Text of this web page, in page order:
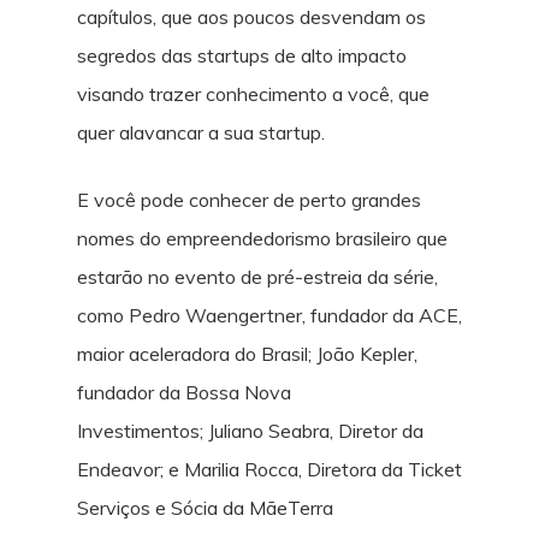
capítulos, que aos poucos desvendam os
segredos das startups de alto impacto
visando trazer conhecimento a você, que
quer alavancar a sua startup.
E você pode conhecer de perto grandes
nomes do empreendedorismo brasileiro que
estarão no evento de pré-estreia da série,
como Pedro Waengertner, fundador da ACE,
maior aceleradora do Brasil; João Kepler,
fundador da Bossa Nova
Investimentos; Juliano Seabra, Diretor da
Endeavor; e Marilia Rocca, Diretora da Ticket
Serviços e Sócia da MãeTerra